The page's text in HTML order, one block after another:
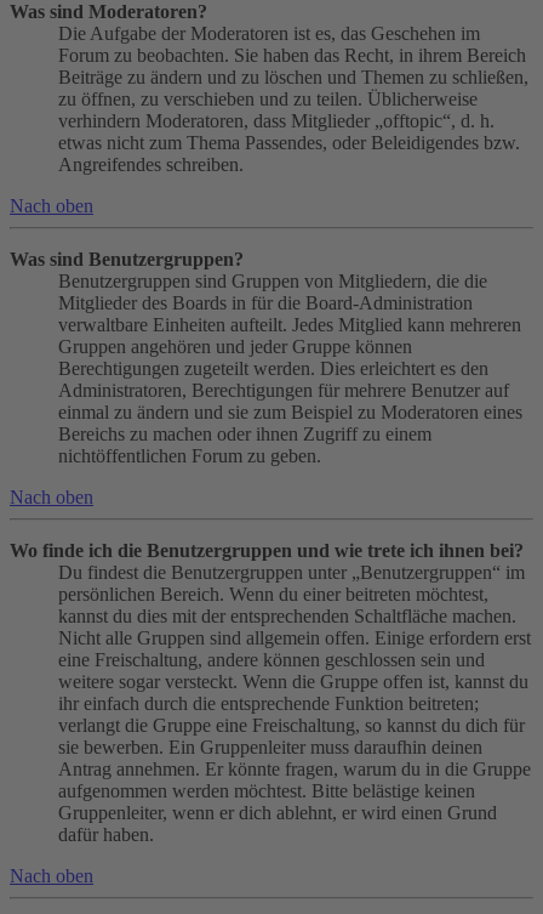
Was sind Moderatoren?
Die Aufgabe der Moderatoren ist es, das Geschehen im
Forum zu beobachten. Sie haben das Recht, in ihrem Bereich
Beiträge zu ändern und zu löschen und Themen zu schließen,
zu öffnen, zu verschieben und zu teilen. Üblicherweise
verhindern Moderatoren, dass Mitglieder „offtopic“, d. h.
etwas nicht zum Thema Passendes, oder Beleidigendes bzw.
Angreifendes schreiben.
Nach oben
Was sind Benutzergruppen?
Benutzergruppen sind Gruppen von Mitgliedern, die die
Mitglieder des Boards in für die Board-Administration
verwaltbare Einheiten aufteilt. Jedes Mitglied kann mehreren
Gruppen angehören und jeder Gruppe können
Berechtigungen zugeteilt werden. Dies erleichtert es den
Administratoren, Berechtigungen für mehrere Benutzer auf
einmal zu ändern und sie zum Beispiel zu Moderatoren eines
Bereichs zu machen oder ihnen Zugriff zu einem
nichtöffentlichen Forum zu geben.
Nach oben
Wo finde ich die Benutzergruppen und wie trete ich ihnen bei?
Du findest die Benutzergruppen unter „Benutzergruppen“ im
persönlichen Bereich. Wenn du einer beitreten möchtest,
kannst du dies mit der entsprechenden Schaltfläche machen.
Nicht alle Gruppen sind allgemein offen. Einige erfordern erst
eine Freischaltung, andere können geschlossen sein und
weitere sogar versteckt. Wenn die Gruppe offen ist, kannst du
ihr einfach durch die entsprechende Funktion beitreten;
verlangt die Gruppe eine Freischaltung, so kannst du dich für
sie bewerben. Ein Gruppenleiter muss daraufhin deinen
Antrag annehmen. Er könnte fragen, warum du in die Gruppe
aufgenommen werden möchtest. Bitte belästige keinen
Gruppenleiter, wenn er dich ablehnt, er wird einen Grund
dafür haben.
Nach oben